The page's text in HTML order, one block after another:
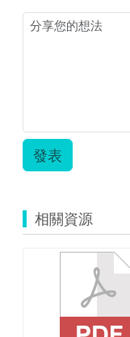
發表
相關資源